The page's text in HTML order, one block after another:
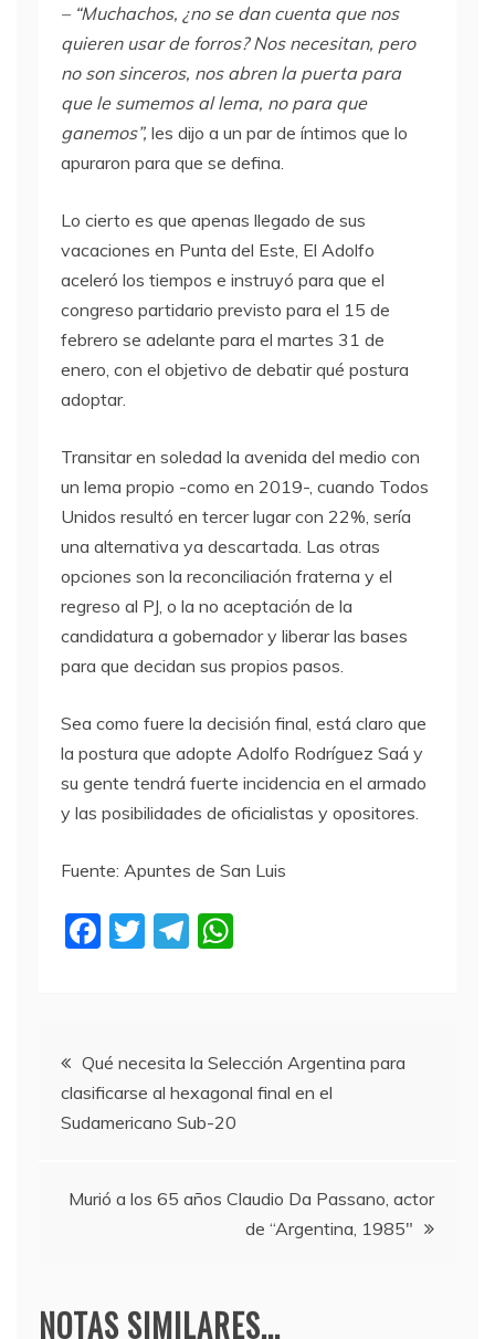
– “Muchachos, ¿no se dan cuenta que nos
quieren usar de forros? Nos necesitan, pero
no son sinceros, nos abren la puerta para
que le sumemos al lema, no para que
ganemos”, les dijo a un par de íntimos que lo
apuraron para que se defina.
Lo cierto es que apenas llegado de sus
vacaciones en Punta del Este, El Adolfo
aceleró los tiempos e instruyó para que el
congreso partidario previsto para el 15 de
febrero se adelante para el martes 31 de
enero, con el objetivo de debatir qué postura
adoptar.
Transitar en soledad la avenida del medio con
un lema propio -como en 2019-, cuando Todos
Unidos resultó en tercer lugar con 22%, sería
una alternativa ya descartada. Las otras
opciones son la reconciliación fraterna y el
regreso al PJ, o la no aceptación de la
candidatura a gobernador y liberar las bases
para que decidan sus propios pasos.
Sea como fuere la decisión final, está claro que
la postura que adopte Adolfo Rodríguez Saá y
su gente tendrá fuerte incidencia en el armado
y las posibilidades de oficialistas y opositores.
Fuente: Apuntes de San Luis
F
b
o
o
T
T
a
m
A
p
p
Navegación
de
Qué necesita la Selección Argentina para
clasificarse al hexagonal final en el
Sudamericano Sub-20
Murió a los 65 años Claudio Da Passano, actor
de “Argentina, 1985″
NOTAS SIMILARES...